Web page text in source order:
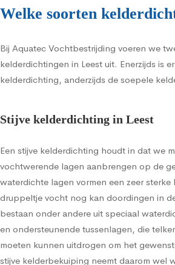
Welke soorten
Bij Aquatec Vochtbestrijding voeren we
kelderdichtingen in Leest uit. Enerzijds is
kelderdichting, anderzijds de soepele
Stijve kelderdichting in Leest
Een stijve kelderdichting houdt in dat we
vochtwerende lagen aanbrengen op de
waterdichte lagen vormen een zeer sterke
druppeltje vocht nog kan doordingen in
bestaan onder andere uit speciaal
en ondersteunende tussenlagen, die
moeten kunnen uitdrogen om het
stijve kelderbekuiping neemt daarom wel